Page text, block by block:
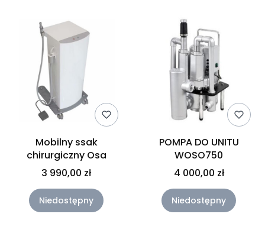
Mobilny ssak
chirurgiczny Osa
3 990,00 zł
Niedostępny
POMPA DO UNITU
WOSO750
4 000,00 zł
Niedostępny